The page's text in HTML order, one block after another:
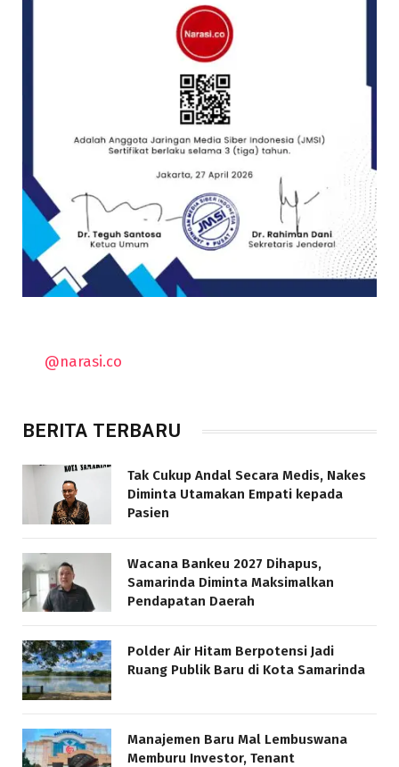
@narasi.co
BERITA TERBARU
Tak Cukup Andal Secara Medis, Nakes
Diminta Utamakan Empati kepada
Pasien
Wacana Bankeu 2027 Dihapus,
Samarinda Diminta Maksimalkan
Pendapatan Daerah
Polder Air Hitam Berpotensi Jadi
Ruang Publik Baru di Kota Samarinda
Manajemen Baru Mal Lembuswana
Memburu Investor, Tenant